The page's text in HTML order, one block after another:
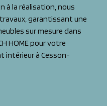
à la réalisation, nous
garantissant une
sur mesure dans
HOME pour votre
intérieur à Cesson-